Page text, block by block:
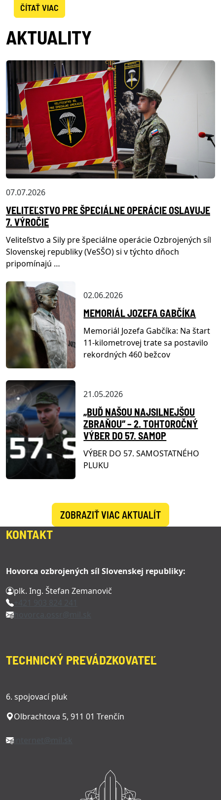
ČÍTAŤ VIAC
AKTUALITY
07.07.2026
VELITEĽSTVO PRE ŠPECIÁLNE OPERÁCIE OSLAVUJE
7. VÝROČIE
Veliteľstvo a Sily pre špeciálne operácie Ozbrojených síl
Slovenskej republiky (VeSŠO) si v týchto dňoch
pripomínajú …
02.06.2026
MEMORIÁL JOZEFA GABČÍKA
Memoriál Jozefa Gabčíka: Na štart
11-kilometrovej trate sa postavilo
rekordných 460 bežcov
21.05.2026
„BUĎ NAŠOU NAJSILNEJŠOU
ZBRAŇOU“ – 2. TOHTOROČNÝ
VÝBER DO 57. SAMOP
VÝBER DO 57. SAMOSTATNÉHO
PLUKU
ZOBRAZIŤ VIAC AKTUALÍT
KONTAKT
Hovorca ozbrojených síl Slovenskej republiky:
plk. Ing. Štefan Zemanovič
TECHNICKÝ PREVÁDZKOVATEĽ
6. spojovací pluk
Olbrachtova 5, 911 01 Trenčín